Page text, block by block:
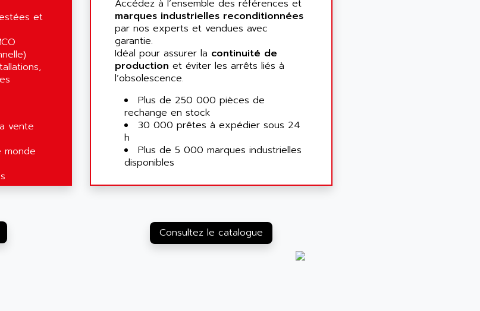
et
vente
monde
Accédez à l’ensemble des références et
marques industrielles reconditionnées
par nos experts et vendues avec
garantie.
Idéal pour assurer la continuité de
production et éviter les arrêts liés à
l’obsolescence.
Plus de 250 000 pièces de
rechange en stock
30 000 prêtes à expédier sous 24
h
Plus de 5 000 marques industrielles
disponibles
Consultez le catalogue